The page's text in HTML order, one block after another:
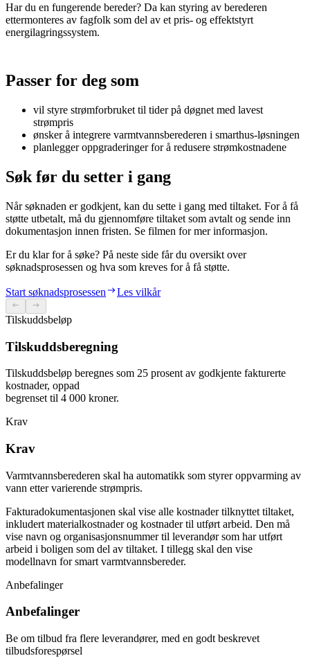
Har du en fungerende bereder? Da kan styring av berederen
ettermonteres av fagfolk som del av et pris- og effektstyrt
energilagringssystem.
Passer for deg som
vil styre strømforbruket til tider på døgnet med lavest
strømpris
ønsker å integrere varmtvannsberederen i smarthus-løsningen
planlegger oppgraderinger for å redusere strømkostnadene
Søk før du setter i gang
Når søknaden er godkjent, kan du sette i gang med tiltaket. For å få
støtte utbetalt, må du gjennomføre tiltaket som avtalt og sende inn
dokumentasjon innen fristen. Se filmen for mer informasjon.
Er du klar for å søke? På neste side får du oversikt over
søknadsprosessen og hva som kreves for å få støtte.
Start søknadsprosessen Les vilkår
Tilskuddsbeløp
Tilskuddsberegning
Tilskuddsbeløp beregnes som 25 prosent av godkjente fakturerte
kostnader, oppad
begrenset til 4 000 kroner.
Krav
Krav
Varmtvannsberederen skal ha automatikk som styrer oppvarming av
vann etter varierende strømpris.
Fakturadokumentasjonen skal vise alle kostnader tilknyttet tiltaket,
inkludert materialkostnader og kostnader til utført arbeid. Den må
vise navn og organisasjonsnummer til leverandør som har utført
arbeid i boligen som del av tiltaket. I tillegg skal den vise
modellnavn for smart varmtvannsbereder.
Anbefalinger
Anbefalinger
Be om tilbud fra flere leverandører, med en godt beskrevet
tilbudsforespørsel